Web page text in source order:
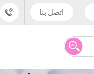
اتصل بنا